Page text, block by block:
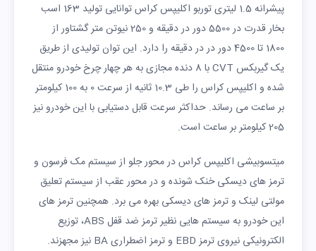
پیشرانه 1.5 لیتری توربو اکلیپس کراس توانایی تولید 163 اسب
بخار قدرت در 5500 دور در دقیقه و 250 نیوتن متر گشتاور از
1800 تا 4500 دور در در دقیقه را دارد. این توان تولیدی از طریق
یک گیربکس CVT با 8 دنده مجازی به هر چهار چرخ خودرو منتقل
شده و اکلیپس کراس را طی 10.3 ثانیه از سرعت 0 به 100 کیلومتر
بر ساعت می رساند. حداکثر سرعت قابل دستیابی با این خودرو نیز
205 کیلومتر بر ساعت است.
میتسوبیشی اکلیپس کراس در محور جلو از سیستم مک فرسون و
ترمز های دیسکی خنک شونده و در محور عقب از سیستم تعلیق
مولتی لینک و ترمز های دیسکی بهره می برد. همچنین ترمز های
این خودرو به سیستم هایی نظیر ترمز ضد قفل ABS، توزیع
الکترونیکی نیروی ترمز EBD و ترمز اضطراری BA نیز مجهزند.